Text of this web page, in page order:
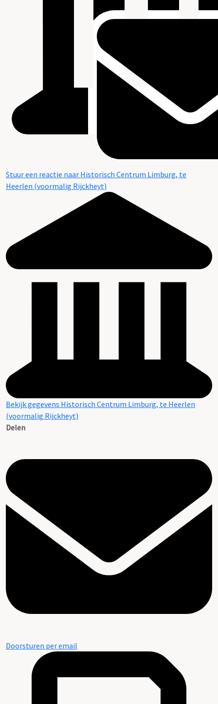
Stuur een reactie naar Historisch Centrum Limburg, te
Heerlen (voormalig Rijckheyt)
Bekijk gegevens Historisch Centrum Limburg, te Heerlen
(voormalig Rijckheyt)
Delen
Doorsturen per email